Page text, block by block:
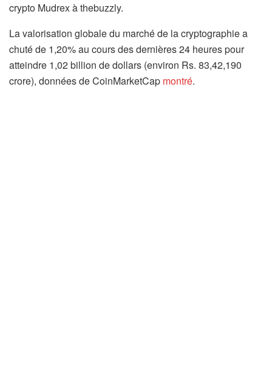
crypto Mudrex à thebuzzly.
La valorisation globale du marché de la cryptographie a
chuté de 1,20% au cours des dernières 24 heures pour
atteindre 1,02 billion de dollars (environ Rs. 83,42,190
crore), données de CoinMarketCap montré.